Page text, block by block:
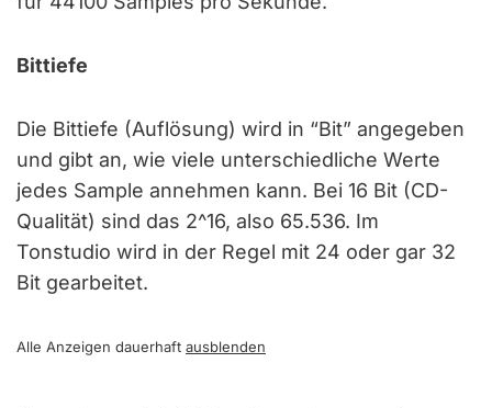
Bittiefe
Die Bittiefe (Auflösung) wird in “Bit” angegeben
und gibt an, wie viele unterschiedliche Werte
jedes Sample annehmen kann. Bei 16 Bit (CD-
Qualität) sind das 2^16, also 65.536. Im
Tonstudio wird in der Regel mit 24 oder gar 32
Bit gearbeitet.
Alle Anzeigen dauerhaft ausblenden